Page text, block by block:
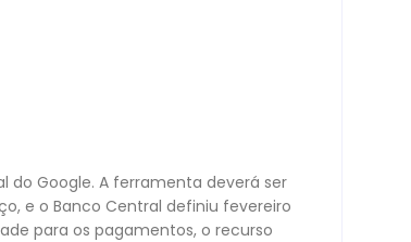
do Google. A ferramenta deverá ser
e o Banco Central definiu fevereiro
para os pagamentos, o recurso